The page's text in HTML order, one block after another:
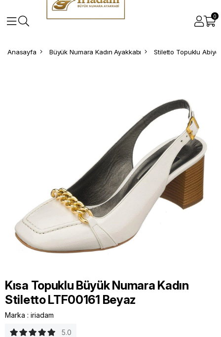
0
Anasayfa Büyük Numara Kadın Ayakkabı Stiletto Topuklu Abiye
Kısa Topuklu Büyük Numara Kadın
Stiletto LTF00161 Beyaz
Marka : iriadam
5.0